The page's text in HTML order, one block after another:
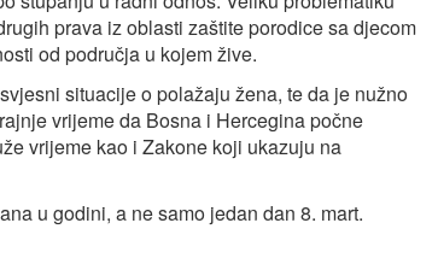
prava iz oblasti zaštite porodice sa djecom
od područja u kojem žive.
situacije o polažaju žena, te da je nužno
vrijeme da Bosna i Hercegina počne
vrijeme kao i Zakone koji ukazuju na
u godini, a ne samo jedan dan 8. mart.